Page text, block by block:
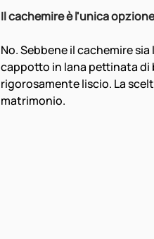
Il cachemire è l'unica
No. Sebbene il cachemire
cappotto in lana pettinata di
rigorosamente liscio. La
matrimonio.